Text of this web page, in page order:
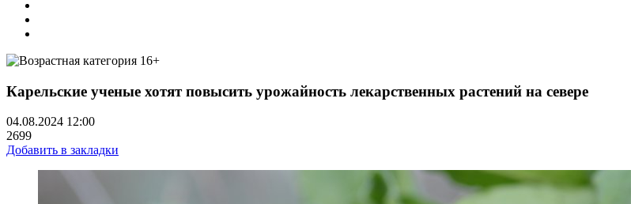
Карельские ученые хотят повысить урожайность лекарственных растений на севере
04.08.2024 12:00
2699
Добавить в закладки